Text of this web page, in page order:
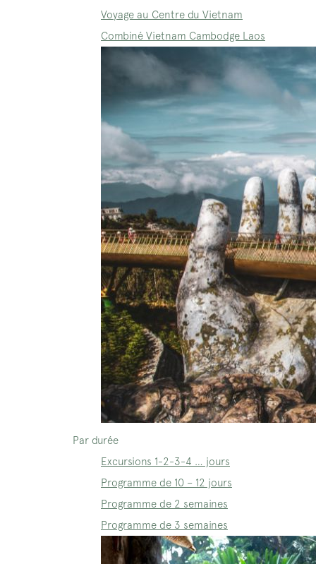
Voyage au Centre du Vietnam
Combiné Vietnam Cambodge Laos
Par durée
Excursions 1-2-3-4 … jours
Programme de 10 – 12 jours
Programme de 2 semaines
Programme de 3 semaines